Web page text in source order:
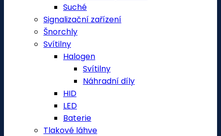
Suché
Signalizační zařízení
Šnorchly
Svítilny
Halogen
Svítilny
Náhradní díly
HID
LED
Baterie
Tlakové láhve